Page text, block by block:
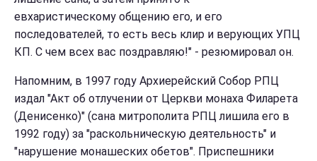
евхаристическому общению его, и его
последователей, то есть весь клир и верующих УПЦ
КП. С чем всех вас поздравляю!" - резюмировал он.
Напомним, в 1997 году Архиерейский Собор РПЦ
издал "Акт об отлучении от Церкви монаха Филарета
(Денисенко)" (сана митрополита РПЦ лишила его в
1992 году) за "раскольническую деятельность" и
"нарушение монашеских обетов". Приспешники